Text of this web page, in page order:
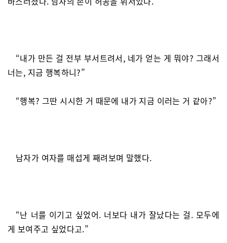
“내가 만든 걸 전부 부서트려서, 네가 얻는 게 뭐야? 그래서
너는, 지금 행복하니?”
“행복? 그딴 시시한 거 때문에 내가 지금 이러는 거 같아?”
남자가 여자를 매섭게 째려보며 말했다.
“난 너를 이기고 싶었어. 너보다 내가 잘났다는 걸. 모두에
게 보여주고 싶었다고.”